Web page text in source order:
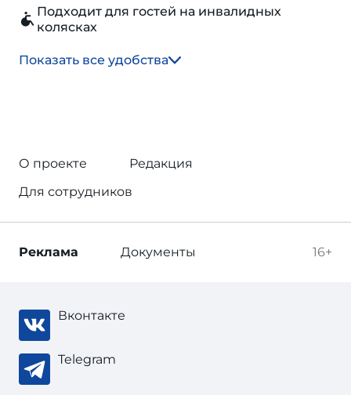
Подходит для гостей на инвалидных
колясках
Показать все удобства
О проекте
Редакция
Для сотрудников
16+
Реклама Документы
Вконтакте
Telegram